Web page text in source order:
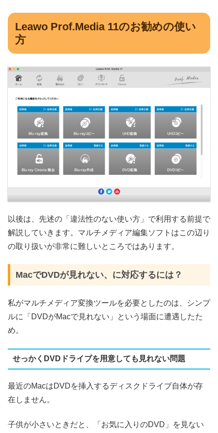
Leawo Prof.Media 11のお勧めの使い
方
以後は、先述の「違法性のない使い方」で利用する前提で
解説していきます。マルチメディア編集ソフトはこの辺り
の取り扱いが非常に難しいところではあります。
MacでDVDが見れない、に対応するには？
私がマルチメディア変換ツールを必要としたのは、シンプ
ルに「DVDがMacで見れない」という場面に遭遇したた
め。
せっかくDVDドライブを用意しても見れない問題
最近のMacはDVDを挿入するディスクドライブ自体が存
在しません。
子供が小さいときだと、「お気に入りのDVD」を見ない